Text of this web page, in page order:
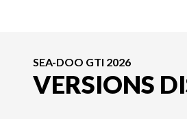
SEA-DOO GTI 2026
VERSIONS